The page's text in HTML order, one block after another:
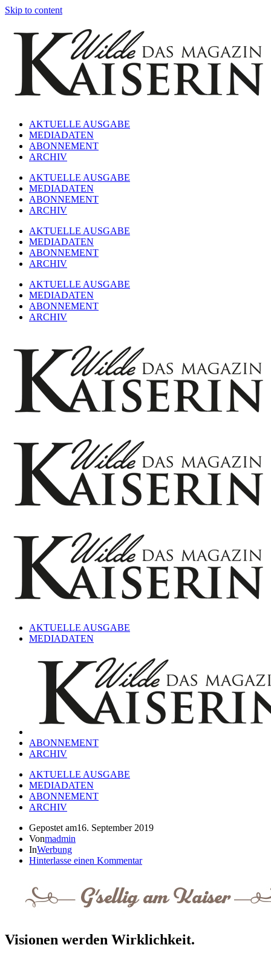
Skip to content
AKTUELLE AUSGABE
MEDIADATEN
ABONNEMENT
ARCHIV
AKTUELLE AUSGABE
MEDIADATEN
ABONNEMENT
ARCHIV
AKTUELLE AUSGABE
MEDIADATEN
ABONNEMENT
ARCHIV
AKTUELLE AUSGABE
MEDIADATEN
ABONNEMENT
ARCHIV
AKTUELLE AUSGABE
MEDIADATEN
ABONNEMENT
ARCHIV
AKTUELLE AUSGABE
MEDIADATEN
ABONNEMENT
ARCHIV
Gepostet am16. September 2019
Vonmadmin
InWerbung
Hinterlasse einen Kommentar
Visionen werden Wirklichkeit.